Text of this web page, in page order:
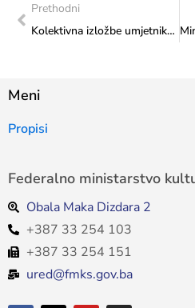
Prethodni
Kolektivna izložbe umjetnika u galeriji Collegium Artisticum: Nagrada za skulpturu pripala djelatniku Ministarstva, Marku Frančeševiću
Meni
Propisi
Federalno ministarstvo
Obala Maka Dizdara 2
+387 33 254 103
+387 33 254 151
ured@fmks.gov.ba